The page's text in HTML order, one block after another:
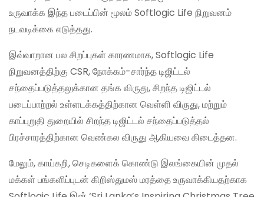
உருவாக்க இந்த படைப்பின் மூலம் Softlogic Life நிறுவனம்
நடவடிக்கை எடுத்தது.
இவ்வாறான பல சிறப்புகள் காரணமாக, Softlogic Life
நிறுவனத்திற்கு CSR, நோக்கம்-சார்ந்த டிஜிட்டல்
சந்தைப்படுத்தலுக்கான தங்க விருது, சிறந்த டிஜிட்டல்
படைப்பாற்றல் உள்ளடக்கத்திற்கான வெள்ளி விருது, மற்றும்
காப்புறுதி துறையில் சிறந்த டிஜிட்டல் சந்தைப்படுத்தல்
பிரச்சாரத்திற்கான வெண்கல விருது ஆகியவை கிடைத்தன.
மேலும், காய்கறி, செடிகளைக் கொண்டு இலங்கையின் முதல்
மக்கள் பங்களிப்புடன் கிறிஸ்துமஸ் மரத்தை உருவாக்கியதற்காக